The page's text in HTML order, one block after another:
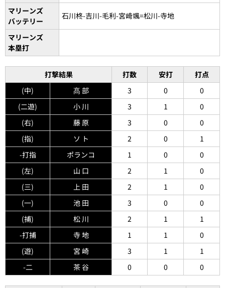
マリーンズ
バッテリー
石川柊-吉川-毛利-宮﨑颯=松川-寺地
マリーンズ
本塁打
打撃結果 打数 安打
打点
(中)
髙 部 3 0
0
(二遊)
小 川 3 1
0
(右)
藤 原 3 0
0
(指)
ソ ト 2 0
1
-打指
ポランコ 1 0
0
(左)
山 口 2 1
0
(三)
上 田 2 1
0
(一)
池 田 3 0
0
(捕)
松 川 2 1
1
-打捕
寺 地 1 1
0
(遊)
宮 崎 3 1
1
-二
茶 谷 0 0 0